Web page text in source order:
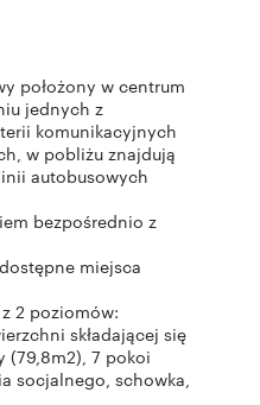
położony w centrum
jednych z
komunikacyjnych
w pobliżu znajdują
autobusowych
bezpośrednio z
miejsca
2 poziomów:
składającej się
(79,8m2), 7 pokoi
socjalnego, schowka,